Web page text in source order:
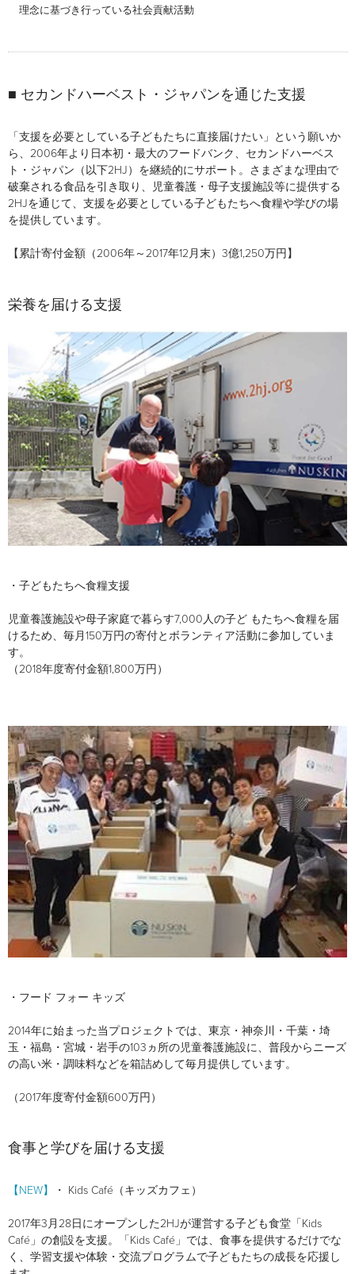
理念に基づき行っている社会貢献活動
■ セカンドハーベスト・ジャパンを通じた支援
「支援を必要としている子どもたちに直接届けたい」という願いか
ら、2006年より日本初・最大のフードバンク、セカンドハーベス
ト・ジャパン（以下2HJ）を継続的にサポート。さまざまな理由で
破棄される食品を引き取り、児童養護・母子支援施設等に提供する
2HJを通じて、支援を必要としている子どもたちへ食糧や学びの場
を提供しています。
【累計寄付金額（2006年～2017年12月末）3億1,250万円】
栄養を届ける支援
・子どもたちへ食糧支援
児童養護施設や母子家庭で暮らす7,000人の子ど もたちへ食糧を届
けるため、毎月150万円の寄付とボランティア活動に参加していま
す。
（2018年度寄付金額1,800万円）
・フード フォー キッズ
2014年に始まった当プロジェクトでは、東京・神奈川・千葉・埼
玉・福島・宮城・岩手の103ヵ所の児童養護施設に、普段からニーズ
の高い米・調味料などを箱詰めして毎月提供しています。
（2017年度寄付金額600万円）
食事と学びを届ける支援
【NEW】 ・ Kids Café（キッズカフェ）
2017年3月28日にオープンした2HJが運営する子ども食堂「Kids
Café」の創設を支援。「Kids Café」では、食事を提供するだけでな
く、学習支援や体験・交流プログラムで子どもたちの成長を応援し